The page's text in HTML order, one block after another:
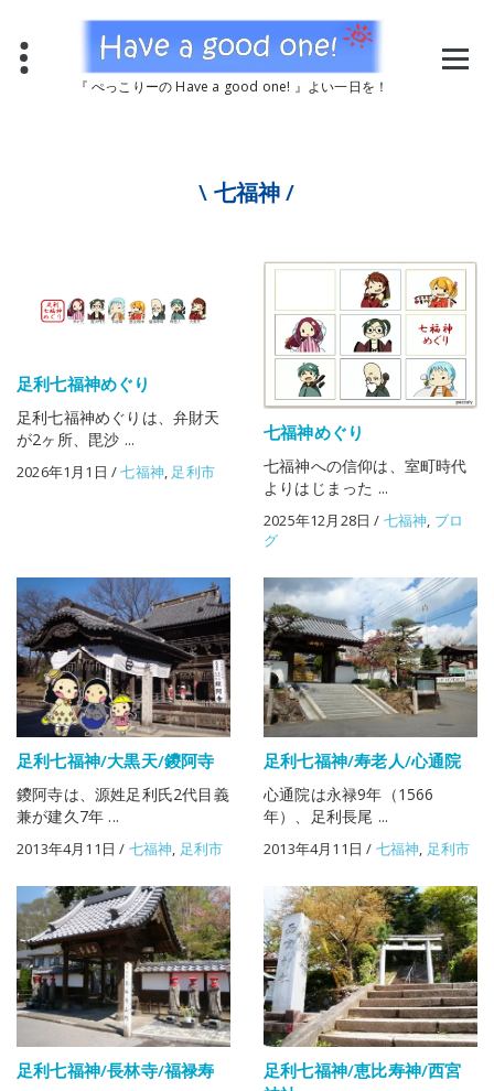
『 ぺっこりーの Have a good one! 』よい一日を！
\ 七福神 /
足利七福神めぐり
足利七福神めぐりは、弁財天
が2ヶ所、毘沙 ...
2026年1月1日 /七福神, 足利市
七福神めぐり
七福神への信仰は、室町時代
よりはじまった ...
2025年12月28日 / 七福神 ブロ
グ
足利七福神/大黒天/鑁阿寺
鑁阿寺は、源姓足利氏2代目義
兼が建久7年 ...
2013年4月11日 / 七福神, 足利市
足利七福神/寿老人/心通院
心通院は永禄9年（1566
年）、足利長尾 ...
2013年4月11日 / 七福神, 足利市
足利七福神/長林寺/福禄寿
足利七福神/恵比寿神/西宮